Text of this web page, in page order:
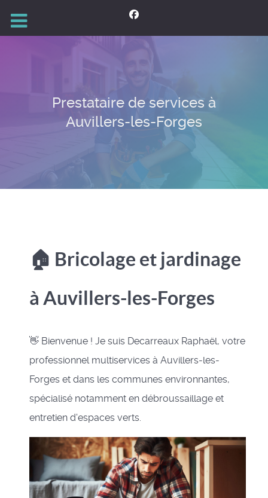
Prestataire de services à
Auvillers-les-Forges
🏠 Bricolage et jardinage
à Auvillers-les-Forges
👋 Bienvenue ! Je suis Decarreaux Raphaël, votre
professionnel multiservices à Auvillers-les-
Forges et dans les communes environnantes,
spécialisé notamment en débroussaillage et
entretien d'espaces verts.